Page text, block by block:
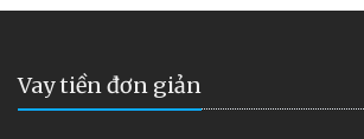
Vay tiền đơn giản